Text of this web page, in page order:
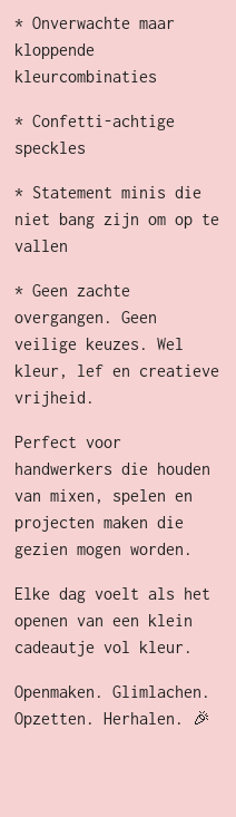
* Onverwachte maar
kloppende
kleurcombinaties
* Confetti-achtige
speckles
* Statement minis die
niet bang zijn om op te
vallen
* Geen zachte
overgangen. Geen
veilige keuzes. Wel
kleur, lef en creatieve
vrijheid.
Perfect voor
handwerkers die houden
van mixen, spelen en
projecten maken die
gezien mogen worden.
Elke dag voelt als het
openen van een klein
cadeautje vol kleur.
Openmaken. Glimlachen.
Opzetten. Herhalen. 🎉